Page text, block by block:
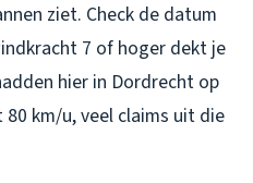
ziet. Check de datum
7 of hoger dekt je
hier in Dordrecht op
km/u, veel claims uit die